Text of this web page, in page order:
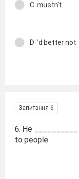
C mustn't
D 'd better not
Запитання 6
6. He
to people.